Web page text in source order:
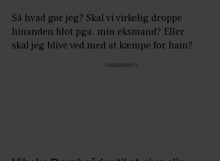
Så hvad gør jeg? Skal vi virkelig droppe
hinanden blot pga. min eksmand? Eller
skal jeg blive ved med at kæmpe for ham?
Annonce